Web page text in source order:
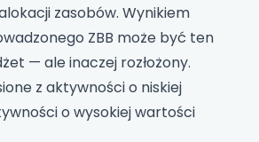
zasobów. Wynikiem
ZBB może być ten
— ale inaczej rozłożony.
z aktywności o niskiej
o wysokiej wartości